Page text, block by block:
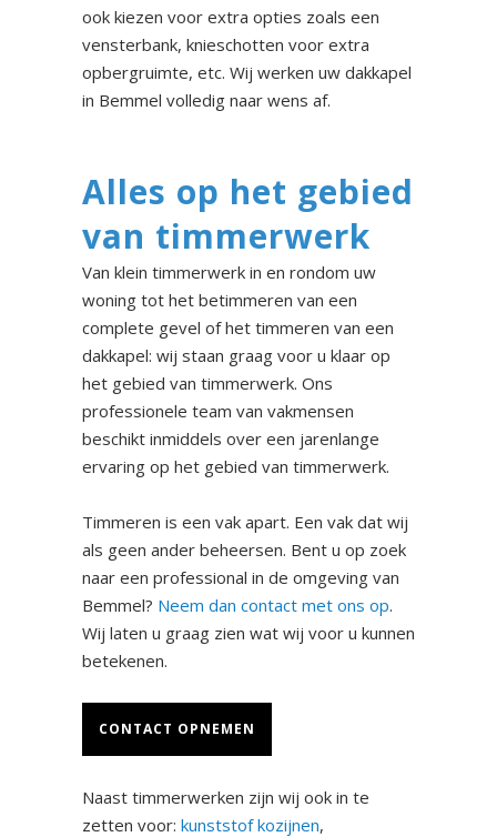
ook kiezen voor extra opties zoals een
vensterbank, knieschotten voor extra
opbergruimte, etc. Wij werken uw dakkapel
in Bemmel volledig naar wens af.
Alles op het gebied
van timmerwerk
Van klein timmerwerk in en rondom uw
woning tot het betimmeren van een
complete gevel of het timmeren van een
dakkapel: wij staan graag voor u klaar op
het gebied van timmerwerk. Ons
professionele team van vakmensen
beschikt inmiddels over een jarenlange
ervaring op het gebied van timmerwerk.
Timmeren is een vak apart. Een vak dat wij
als geen ander beheersen. Bent u op zoek
naar een professional in de omgeving van
Bemmel? Neem dan contact met ons op.
Wij laten u graag zien wat wij voor u kunnen
betekenen.
CONTACT OPNEMEN
Naast timmerwerken zijn wij ook in te
zetten voor: kunststof kozijnen,